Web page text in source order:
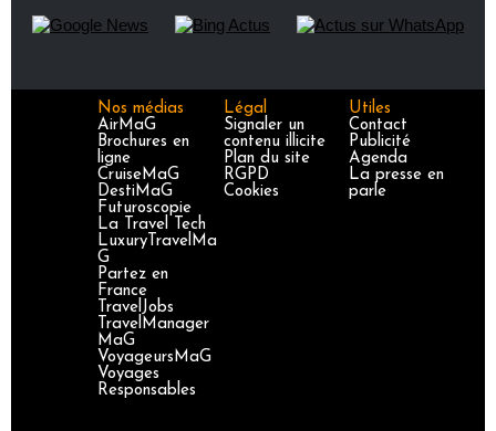
Nos médias
AirMaG
Brochures en
ligne
CruiseMaG
DestiMaG
Futuroscopie
La Travel Tech
LuxuryTravelMa
G
Partez en
France
TravelJobs
TravelManager
MaG
VoyageursMaG
Voyages
Responsables
Légal
Signaler un
contenu illicite
Plan du site
RGPD
Cookies
Utiles
Contact
Publicité
Agenda
La presse en
parle